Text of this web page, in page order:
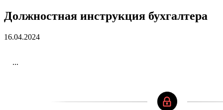
Должностная инструкция бухгалтера
16.04.2024
...